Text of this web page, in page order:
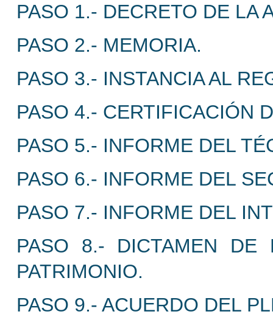
PASO 1.- DECRETO DE LA
PASO 2.- MEMORIA.
PASO 3.- INSTANCIA AL
PASO 4.- CERTIFICACIÓN
PASO 5.- INFORME DEL
PASO 6.- INFORME DEL
PASO 7.- INFORME DEL
PASO 8.- DICTAMEN DE
PATRIMONIO.
PASO 9.- ACUERDO DEL